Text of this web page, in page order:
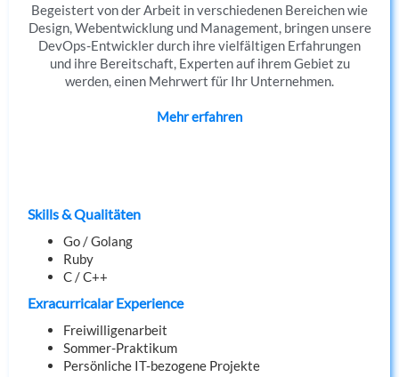
Begeistert von der Arbeit in verschiedenen Bereichen wie
Design, Webentwicklung und Management, bringen unsere
DevOps-Entwickler durch ihre vielfältigen Erfahrungen
und ihre Bereitschaft, Experten auf ihrem Gebiet zu
werden, einen Mehrwert für Ihr Unternehmen.
Mehr erfahren
Skills & Qualitäten
Go / Golang
Ruby
C / C++
Exracurricalar Experience
Freiwilligenarbeit
Sommer-Praktikum
Persönliche IT-bezogene Projekte